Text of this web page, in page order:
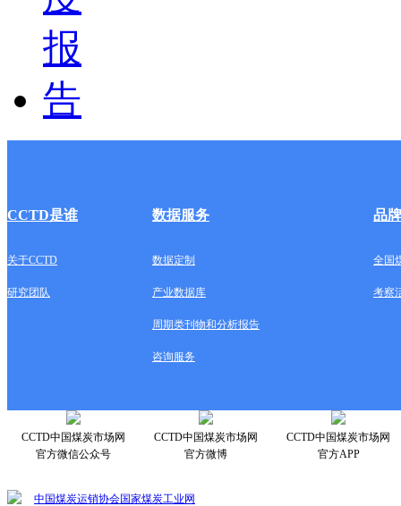
CCTD是谁 数据服务 品
关于CCTD 数据定制 全国
研究团队 产业数据库 考察
周期类刊物和分析报告
咨询服务
CCTD中国煤炭市场网
官方微信公众号
CCTD中国煤炭市场网
官方微博
CCTD中国煤炭市场网
官方APP
中国煤炭运销协会国家煤炭工业网